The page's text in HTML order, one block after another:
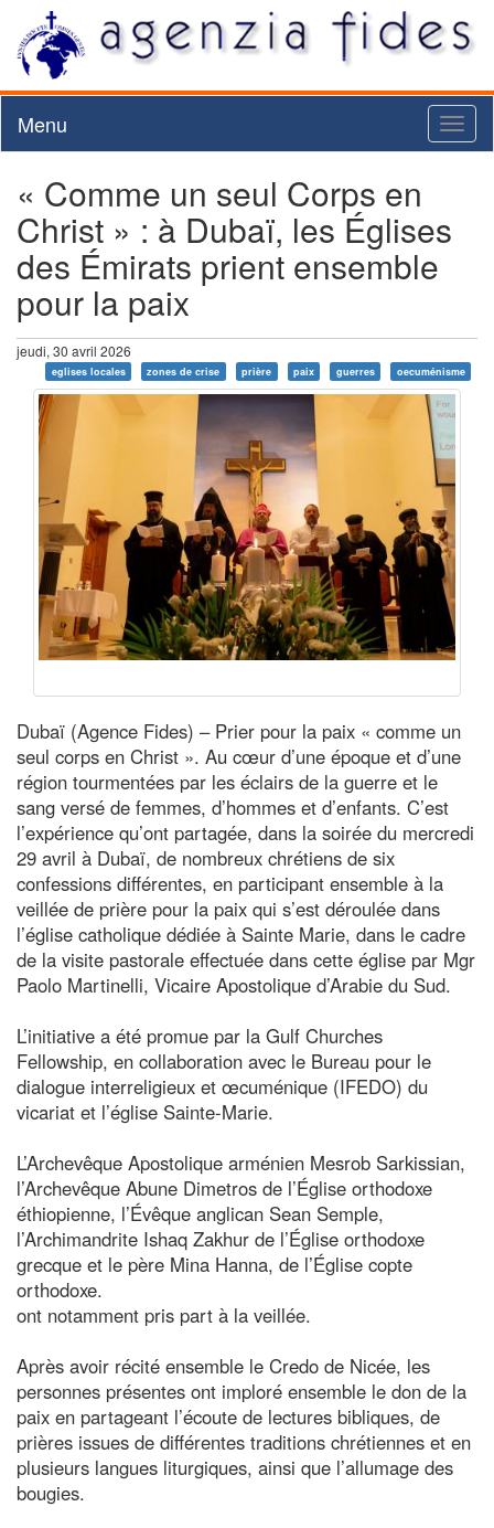
Menu
« Comme un seul Corps en
Christ » : à Dubaï, les Églises
des Émirats prient ensemble
pour la paix
jeudi, 30 avril 2026
eglises locales zones de crise prière paix guerres oecuménisme
Dubaï (Agence Fides) – Prier pour la paix « comme un
seul corps en Christ ». Au cœur d’une époque et d’une
région tourmentées par les éclairs de la guerre et le
sang versé de femmes, d’hommes et d’enfants. C’est
l’expérience qu’ont partagée, dans la soirée du mercredi
29 avril à Dubaï, de nombreux chrétiens de six
confessions différentes, en participant ensemble à la
veillée de prière pour la paix qui s’est déroulée dans
l’église catholique dédiée à Sainte Marie, dans le cadre
de la visite pastorale effectuée dans cette église par Mgr
Paolo Martinelli, Vicaire Apostolique d’Arabie du Sud.
L’initiative a été promue par la Gulf Churches
Fellowship, en collaboration avec le Bureau pour le
dialogue interreligieux et œcuménique (IFEDO) du
vicariat et l’église Sainte-Marie.
L’Archevêque Apostolique arménien Mesrob Sarkissian,
l’Archevêque Abune Dimetros de l’Église orthodoxe
éthiopienne, l’Évêque anglican Sean Semple,
l’Archimandrite Ishaq Zakhur de l’Église orthodoxe
grecque et le père Mina Hanna, de l’Église copte
orthodoxe.
ont notamment pris part à la veillée.
Après avoir récité ensemble le Credo de Nicée, les
personnes présentes ont imploré ensemble le don de la
paix en partageant l’écoute de lectures bibliques, de
prières issues de différentes traditions chrétiennes et en
plusieurs langues liturgiques, ainsi que l’allumage des
bougies.